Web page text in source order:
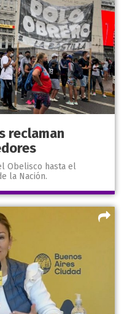
reclaman
Obelisco hasta el
la Nación.